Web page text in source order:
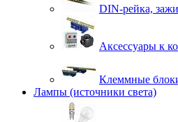
DIN-рейка,
Аксессуары к
Клеммные
Лампы (источники света)